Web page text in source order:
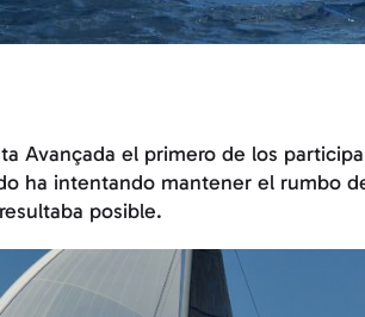
Avançada el primero de los
ha intentando mantener el rumbo
posible.